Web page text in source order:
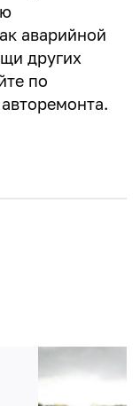
аварийной
других
по